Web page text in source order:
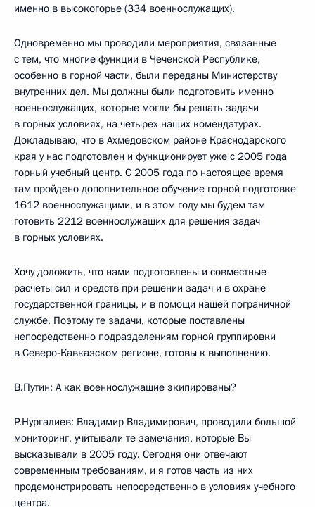
именно в высокогорье (334 военнослужащих).
Одновременно мы проводили мероприятия, связанные
с тем, что многие функции в Чеченской Республике,
особенно в горной части, были переданы Министерству
внутренних дел. Мы должны были подготовить именно
военнослужащих, которые могли бы решать задачи
в горных условиях, на четырех наших комендатурах.
Докладываю, что в Ахмедовском районе Краснодарского
края у нас подготовлен и функционирует уже с 2005 года
горный учебный центр. С 2005 года по настоящее время
там пройдено дополнительное обучение горной подготовке
1612 военнослужащими, и в этом году мы будем там
готовить 2212 военнослужащих для решения задач
в горных условиях.
Хочу доложить, что нами подготовлены и совместные
расчеты сил и средств при решении задач и в охране
государственной границы, и в помощи нашей пограничной
службе. Поэтому те задачи, которые поставлены
непосредственно подразделениям горной группировки
в Северо-Кавказском регионе, готовы к выполнению.
В.Путин: А как военнослужащие экипированы?
Р.Нургалиев: Владимир Владимирович, проводили большой
мониторинг, учитывали те замечания, которые Вы
высказывали в 2005 году. Сегодня они отвечают
современным требованиям, и я готов часть из них
продемонстрировать непосредственно в условиях учебного
центра.